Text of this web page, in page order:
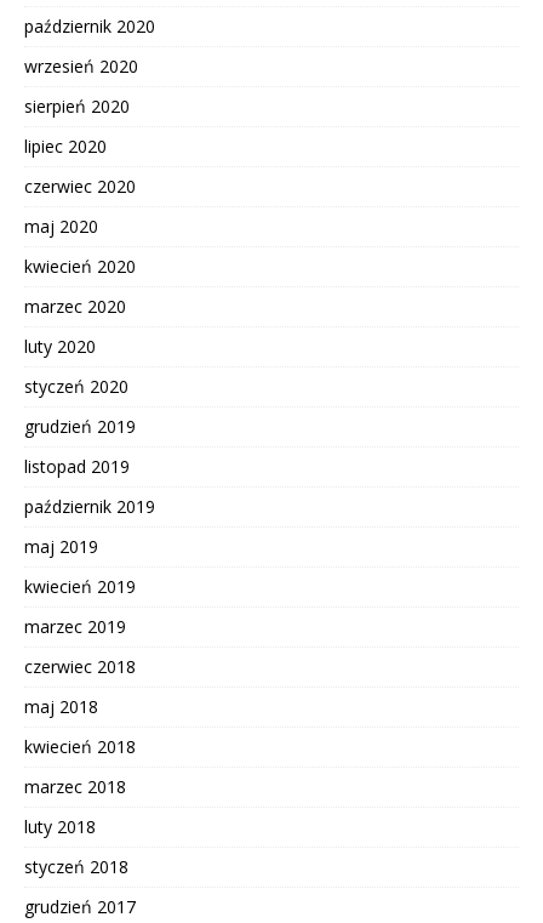
październik 2020
wrzesień 2020
sierpień 2020
lipiec 2020
czerwiec 2020
maj 2020
kwiecień 2020
marzec 2020
luty 2020
styczeń 2020
grudzień 2019
listopad 2019
październik 2019
maj 2019
kwiecień 2019
marzec 2019
czerwiec 2018
maj 2018
kwiecień 2018
marzec 2018
luty 2018
styczeń 2018
grudzień 2017